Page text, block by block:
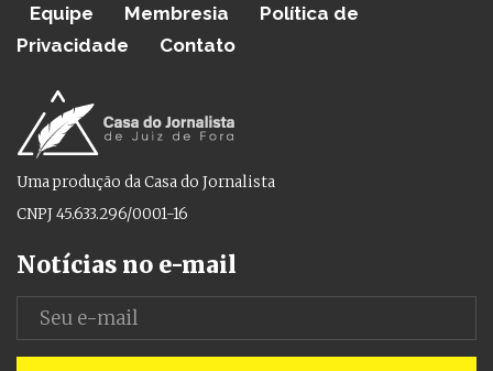
Equipe
Membresia
Política de
Privacidade
Contato
Uma produção da Casa do Jornalista
CNPJ 45.633.296/0001-16
Notícias no e-mail